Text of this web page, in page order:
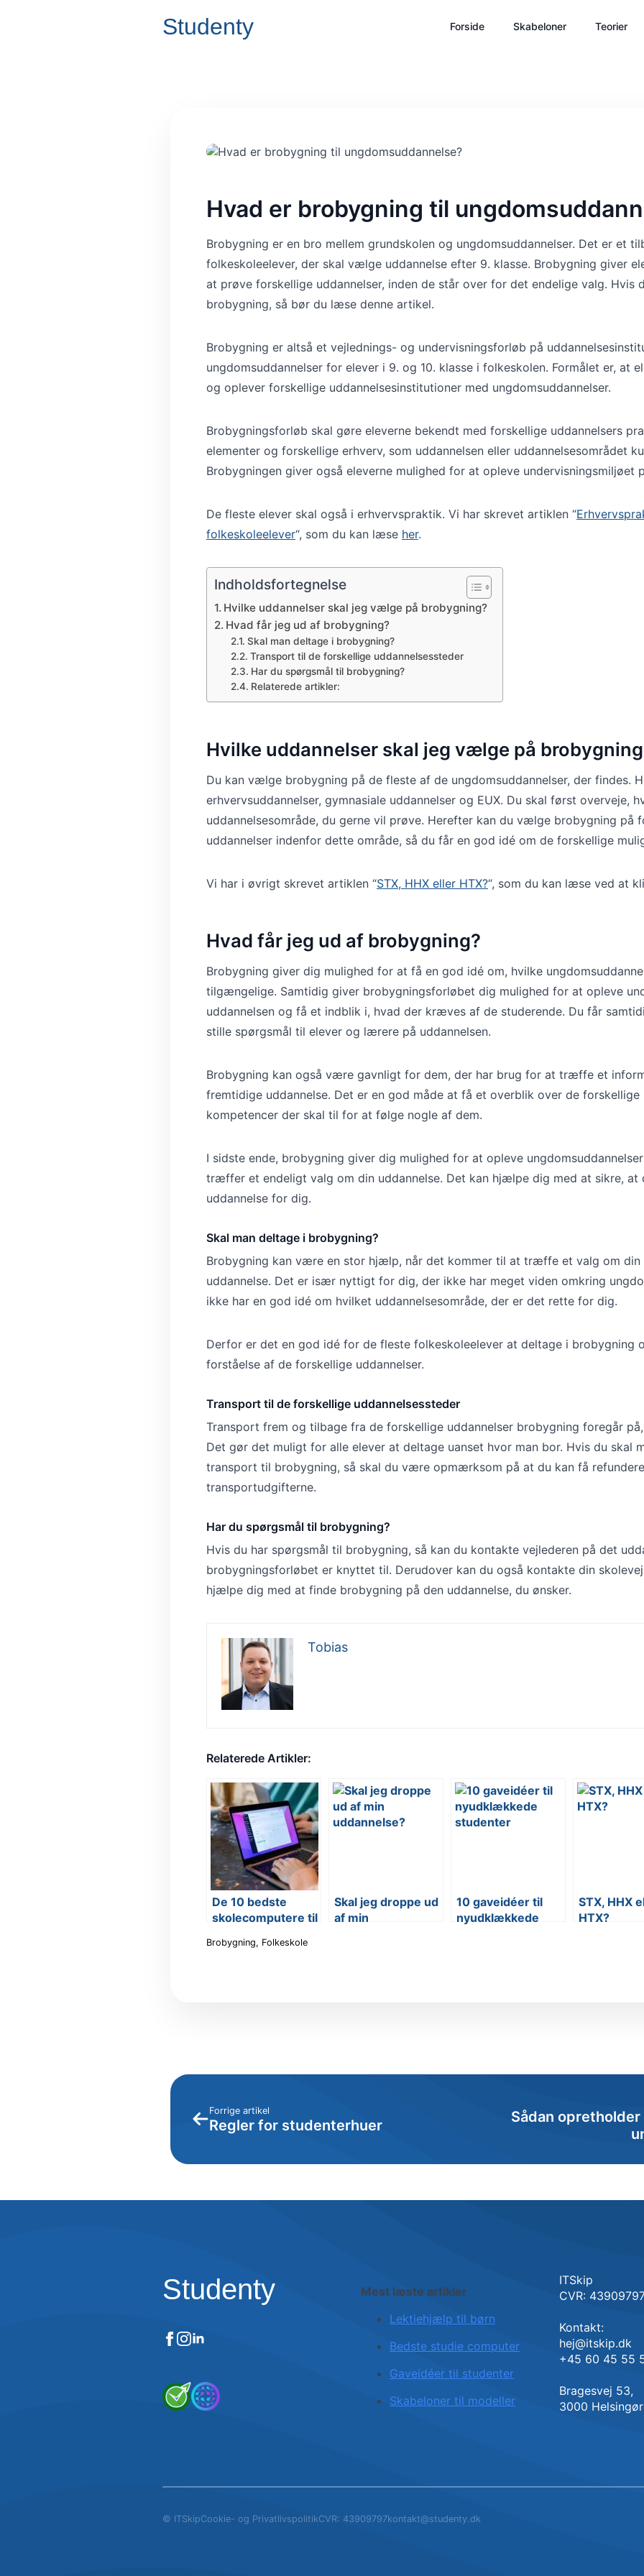
Studenty Forside Skabeloner Teorier
Hvad er brobygning til
Brobygning er en bro mellem grundskolen og ungdomsuddannelser. Det er et
folkeskoleelever, der skal vælge uddannelse efter 9. klasse. Brobygning giver
at prøve forskellige uddannelser, inden de står over for det endelige valg. Hvis
brobygning, så bør du læse denne artikel.
Brobygning er altså et vejlednings- og undervisningsforløb på
ungdomsuddannelser for elever i 9. og 10. klasse i folkeskolen. Formålet er, at
og oplever forskellige uddannelsesinstitutioner med ungdomsuddannelser.
Brobygningsforløb skal gøre eleverne bekendt med forskellige uddannelsers
elementer og forskellige erhverv, som uddannelsen eller uddannelsesområdet
Brobygningen giver også eleverne mulighed for at opleve undervisningsmiljøet
De fleste elever skal også i erhvervspraktik. Vi har skrevet artiklen “
folkeskoleelever“, som du kan læse her.
Indholdsfortegnelse
Hvilke uddannelser skal jeg vælge på brobygning?
Hvad får jeg ud af brobygning?
Skal man deltage i brobygning?
Transport til de forskellige uddannelsessteder
Har du spørgsmål til brobygning?
Relaterede artikler:
Hvilke uddannelser skal jeg vælge på
Du kan vælge brobygning på de fleste af de ungdomsuddannelser, der findes.
erhvervsuddannelser, gymnasiale uddannelser og EUX. Du skal først overveje,
uddannelsesområde, du gerne vil prøve. Herefter kan du vælge brobygning på
uddannelser indenfor dette område, så du får en god idé om de forskellige
Vi har i øvrigt skrevet artiklen “STX, HHX eller HTX?“, som du kan læse ved at
Hvad får jeg ud af brobygning?
Brobygning giver dig mulighed for at få en god idé om, hvilke
tilgængelige. Samtidig giver brobygningsforløbet dig mulighed for at opleve
uddannelsen og få et indblik i, hvad der kræves af de studerende. Du får
stille spørgsmål til elever og lærere på uddannelsen.
Brobygning kan også være gavnligt for dem, der har brug for at træffe et
fremtidige uddannelse. Det er en god måde at få et overblik over de
kompetencer der skal til for at følge nogle af dem.
I sidste ende, brobygning giver dig mulighed for at opleve
træffer et endeligt valg om din uddannelse. Det kan hjælpe dig med at sikre,
uddannelse for dig.
Skal man deltage i brobygning?
Brobygning kan være en stor hjælp, når det kommer til at træffe et valg om din
uddannelse. Det er især nyttigt for dig, der ikke har meget viden omkring
ikke har en god idé om hvilket uddannelsesområde, der er det rette for dig.
Derfor er det en god idé for de fleste folkeskoleelever at deltage i brobygning
forståelse af de forskellige uddannelser.
Transport til de forskellige uddannelsessteder
Transport frem og tilbage fra de forskellige uddannelser brobygning foregår
Det gør det muligt for alle elever at deltage uanset hvor man bor. Hvis du skal
transport til brobygning, så skal du være opmærksom på at du kan få
transportudgifterne.
Har du spørgsmål til brobygning?
Hvis du har spørgsmål til brobygning, så kan du kontakte vejlederen på det
brobygningsforløbet er knyttet til. Derudover kan du også kontakte din
hjælpe dig med at finde brobygning på den uddannelse, du ønsker.
Tobias
Relaterede Artikler:
De 10 bedste
skolecomputere til
Skal jeg droppe ud
af min
10 gaveidéer til
nyudklækkede
STX, HHX
HTX?
Brobygning Folkeskole
Forrige artikel
Regler for studenterhuer
Sådan
Studenty
Mest læste artikler
Lektiehjælp til børn
Bedste studie computer
Gaveidéer til studenter
Skabeloner til modeller
ITSkip
CVR:
Kontakt:
hej@itskip.dk
+45 60 45 55
Bragesvej 53,
3000 Helsingør
© ITSkipCookie- og PrivatlivspolitikCVR: 43909797kontakt@studenty.dk